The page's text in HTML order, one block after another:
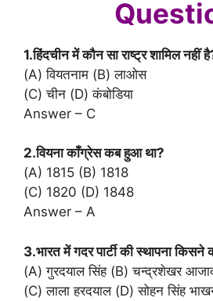
1.हिंदचीन में कौन सा राष्ट्र शामिल नहीं
(A) वियतनाम (B) लाओस
(C) चीन (D) कंबोडिया
Answer – C
2.वियना काँग्रेस कब हुआ था?
(A) 1815 (B) 1818
(C) 1820 (D) 1848
Answer – A
3.भारत में गदर पार्टी की स्थापना किसने
(A) गुरदयाल सिंह (B) चन्द्रशेखर
(C) लाला हरदयाल (D) सोहन सिंह